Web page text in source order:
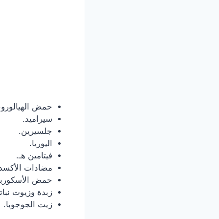
حمض
سيراميد.
جلسيرين.
اليوريا.
فيتامين هـ.
مضادات
حمض
زبدة وزيوت
زيت الجوجوبا.